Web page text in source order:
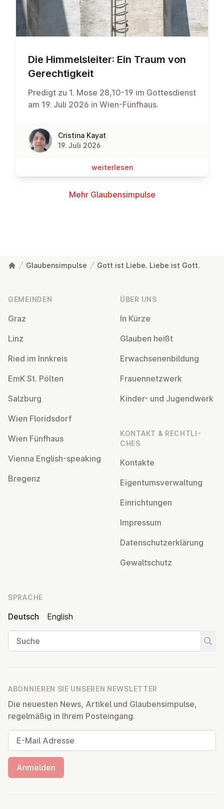
Die Him­mels­lei­ter: Ein Traum von
Ge­rech­tig­keit
Predigt zu 1. Mose 28,10-19 im Gottesdienst
am 19. Juli 2026 in Wien-Fünfhaus.
Cristina Kayat
19. Juli 2026
wei­ter­le­sen
Mehr Glau­bens­im­pul­se
Glaubensimpulse Gott ist Liebe. Liebe ist Gott.
GEMEINDEN
Graz
Linz
Ried im Innkreis
EmK St. Pölten
Salzburg
Wien Flo­rids­dorf
Wien Fünfhaus
Vienna English-speaking
Bregenz
ÜBER UNS
In Kürze
Glauben heißt
Er­wach­se­nen­bil­dung
Frau­en­netz­werk
Kinder- und Ju­gend­werk
KONTAKT & RECHT­LI­
CHES
Kontakte
Ei­gen­tums­ver­wal­tung
Ein­rich­tun­gen
Impressum
Da­ten­schutz­er­klä­rung
Ge­walt­schutz
SPRACHE
Deutsch
English
Suche
ABONNIEREN SIE UNSEREN NEWSLETTER
Die neuesten News, Artikel und Glaubensimpulse,
regelmäßig in Ihrem Posteingang.
E-Mail Adresse
Anmelden